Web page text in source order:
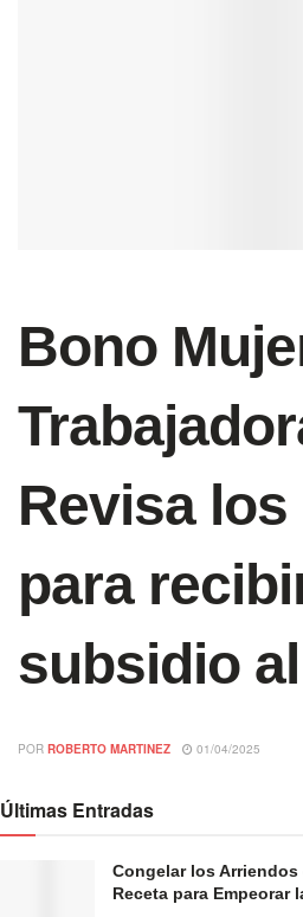
Bono
Revisa
para
subsidio
POR ROBERTO MARTINEZ 01/04/2025
Últimas Entradas
Congelar los
Receta para Empeorar